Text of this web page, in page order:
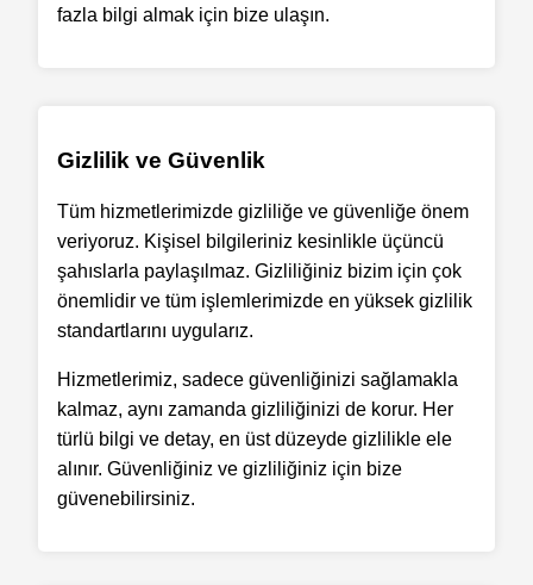
fazla bilgi almak için bize ulaşın.
Gizlilik ve Güvenlik
Tüm hizmetlerimizde gizliliğe ve güvenliğe önem
veriyoruz. Kişisel bilgileriniz kesinlikle üçüncü
şahıslarla paylaşılmaz. Gizliliğiniz bizim için çok
önemlidir ve tüm işlemlerimizde en yüksek gizlilik
standartlarını uygularız.
Hizmetlerimiz, sadece güvenliğinizi sağlamakla
kalmaz, aynı zamanda gizliliğinizi de korur. Her
türlü bilgi ve detay, en üst düzeyde gizlilikle ele
alınır. Güvenliğiniz ve gizliliğiniz için bize
güvenebilirsiniz.